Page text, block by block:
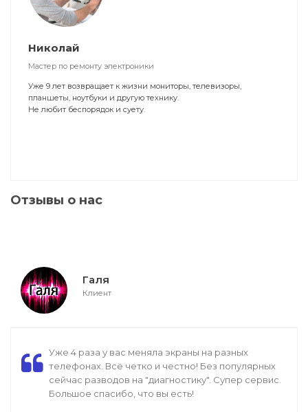
Николай
Мастер по ремонту электроники
Уже 9 лет возвращает к жизни мониторы, телевизоры,
планшеты, ноутбуки и другую технику.
Не любит беспорядок и суету.
Отзывы о нас
Галя
Клиент
Уже 4 раза у вас меняла экраны на разных
телефонах. Всё четко и честно! Без популярных
сейчас разводов на "диагностику". Супер сервис.
Большое спасибо, что вы есть!